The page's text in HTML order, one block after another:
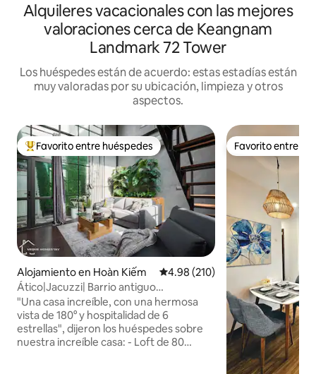
Alquileres vacacionales con las mejores
valoraciones cerca de Keangnam
Landmark 72 Tower
Los huéspedes están de acuerdo: estas estadías están
muy valoradas por su ubicación, limpieza y otros
aspectos.
Favorito entre huéspedes preferido
Favorito entre huéspedes
Alojamiento en Hoàn Kiếm Calificación promedio: 4.98 de
4.98 (210)
Ático|Jacuzzi| Barrio antiguo
|KitchenlNetflixTV
"Una casa increíble, con una hermosa
vista de 180° y hospitalidad de 6
estrellas", dijeron los huéspedes sobre
nuestra increíble casa: - Loft de 80
Favorito entre
Favorito entre